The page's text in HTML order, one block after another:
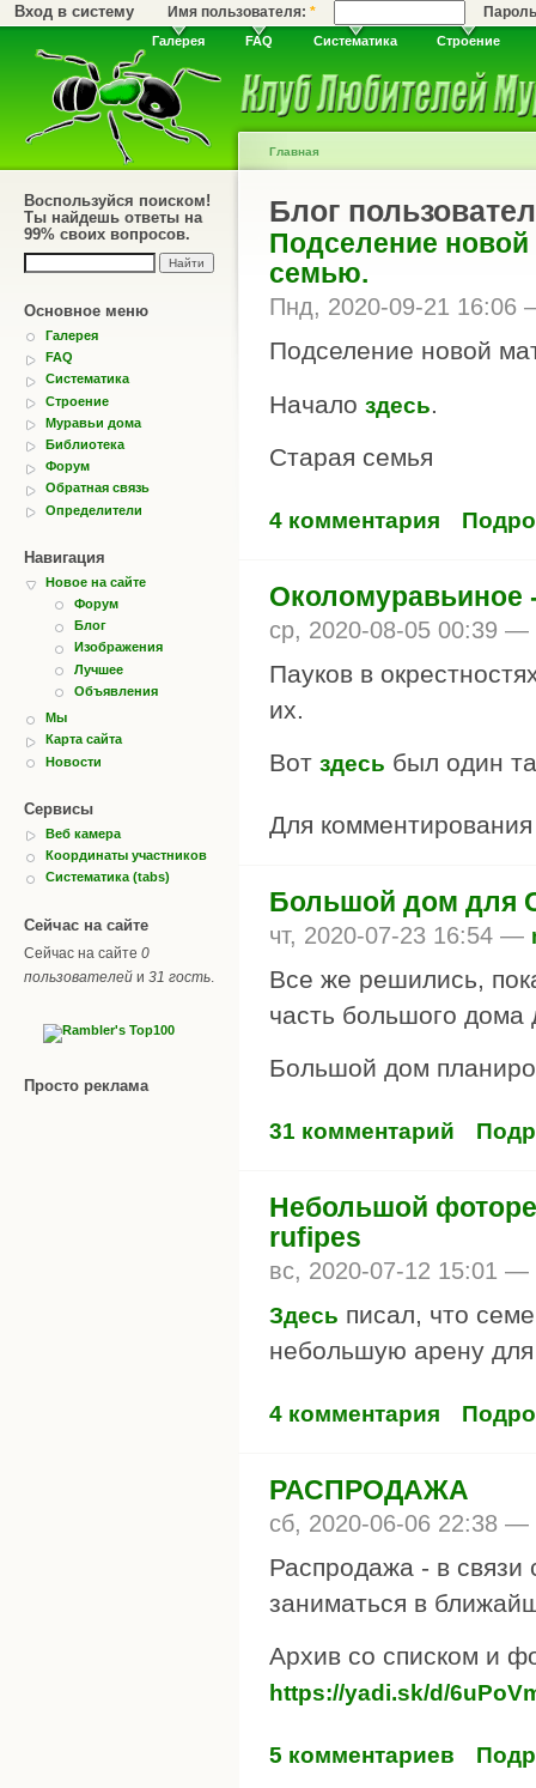
Вход в систему Имя пользователя:*
Галерея FAQ Систематика Строение
Воспользуйся поиском!
Ты найдешь ответы на
99% своих вопросов.
Основное меню
Галерея
FAQ
Систематика
Строение
Муравьи дома
Библиотека
Форум
Обратная связь
Определители
Навигация
Новое на сайте
Форум
Блог
Изображения
Лучшее
Объявления
Мы
Карта сайта
Новости
Сервисы
Веб камера
Координаты участников
Систематика (tabs)
Сейчас на сайте
Сейчас на сайте 0
пользователей и 31 гость
Просто реклама
Главная
Блог
Подселение
семью.
Пнд, 2020-09-21
Подселение новой
Начало здесь
Старая семья
4 комментария
Околомуравьиное
ср, 2020-08-05 00:39 —
Пауков в
их.
Вот здесь был один
Для
Большой дом для
чт, 2020-07-23 16:54 —
Все же решились,
часть большого
Большой дом
31 комментарий
Небольшой
rufipes
вс, 2020-07-12 15:01 —
Здесь писал, что
небольшую арену
4 комментария
РАСПРОДАЖА
сб, 2020-06-06 22:38 —
Распродажа - в
заниматься в
Архив со списком и
https://yadi.sk/d/
5 комментариев